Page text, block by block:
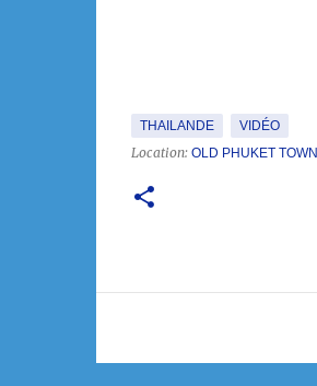
THAILANDE VIDÉO
Location: OLD PHUKET